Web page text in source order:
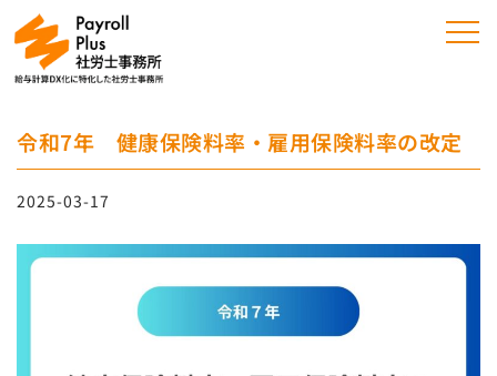
令和7年 健康保険料率・雇用保険料率の改定
2025-03-17